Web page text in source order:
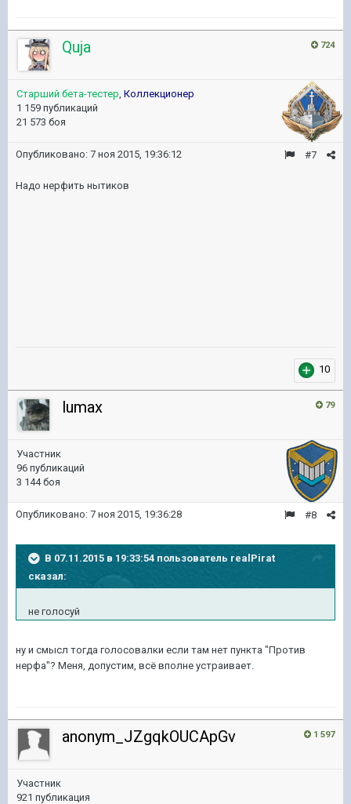
724
Quja
Старший бета-тестер, Коллекционер
1 159 публикаций
21 573 боя
#7
Опубликовано: 7 ноя 2015, 19:36:12
Надо нерфить нытиков
10
79
lumax
Участник
96 публикаций
3 144 боя
#8
Опубликовано: 7 ноя 2015, 19:36:28
В 07.11.2015 в 19:33:54 пользователь realPirat
сказал:
не голосyй
ну и смысл тогда голосовалки если там нет пункта "Против
нерфа"? Меня, допустим, всё вполне устраивает.
1 597
anonym_JZgqkOUCApGv
Участник
921 публикация